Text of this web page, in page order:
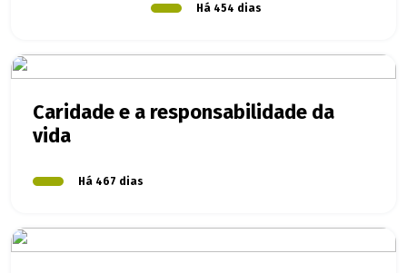
Há 454 dias
Caridade e a responsabilidade da
vida
Há 467 dias